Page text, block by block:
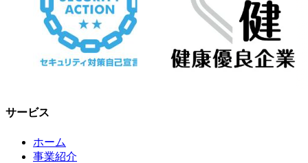
サービス
ホーム
事業紹介